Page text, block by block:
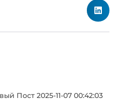
Пост 2025-11-07 00:42:03